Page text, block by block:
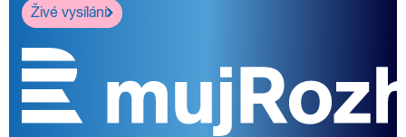
Živé vysílání